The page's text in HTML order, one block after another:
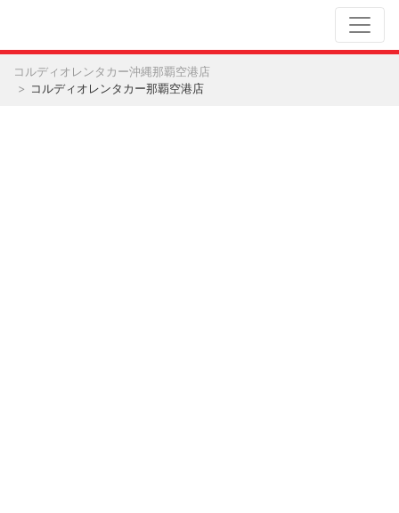
コルディオレンタカー沖縄那覇空港店
コルディオレンタカー那覇空港店